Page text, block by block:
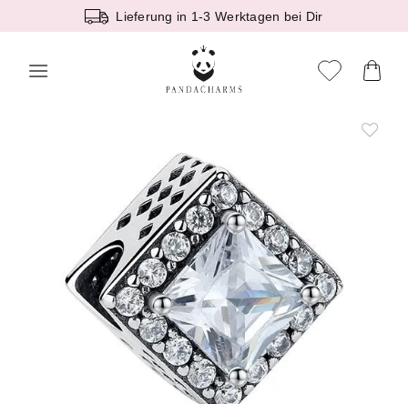
Inhalt
Lieferung in 1-3 Werktagen bei Dir